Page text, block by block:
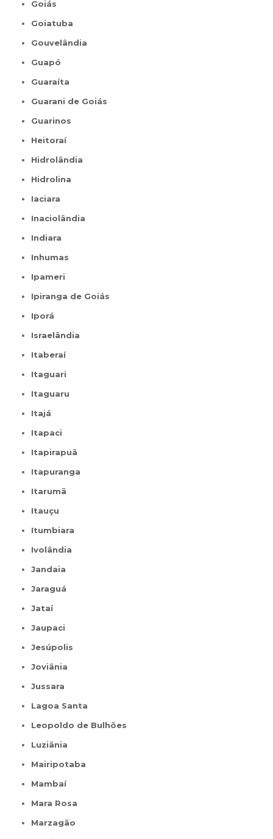
Goiás
Goiatuba
Gouvelândia
Guapó
Guaraíta
Guarani de Goiás
Guarinos
Heitoraí
Hidrolândia
Hidrolina
Iaciara
Inaciolândia
Indiara
Inhumas
Ipameri
Ipiranga de Goiás
Iporá
Israelândia
Itaberaí
Itaguari
Itaguaru
Itajá
Itapaci
Itapirapuã
Itapuranga
Itarumã
Itauçu
Itumbiara
Ivolândia
Jandaia
Jaraguá
Jataí
Jaupaci
Jesúpolis
Joviânia
Jussara
Lagoa Santa
Leopoldo de Bulhões
Luziânia
Mairipotaba
Mambaí
Mara Rosa
Marzagão